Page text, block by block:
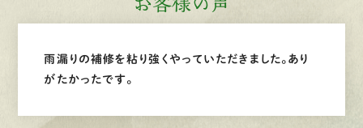
雨漏りの補修を粘り強くやっていただきました。あり
がたかったです。